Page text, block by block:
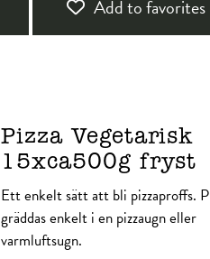
Add to favorites
Pizza Vegetarisk
15xca500g fryst
Ett enkelt sätt att bli pizzaproffs.
gräddas enkelt i en pizzaugn eller
varmluftsugn.